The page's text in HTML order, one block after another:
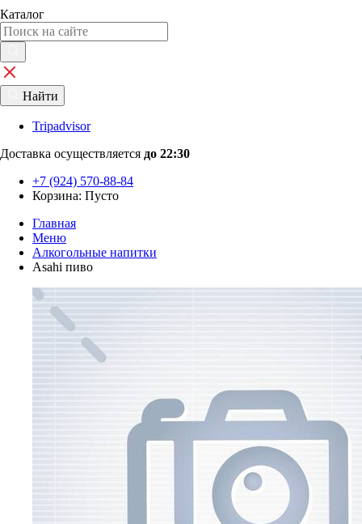
Каталог
Найти
Tripadvisor
Доставка осуществляется до 22:30
+7 (924) 570-88-84
Корзина: Пусто
Главная
Меню
Алкогольные напитки
Asahi пиво